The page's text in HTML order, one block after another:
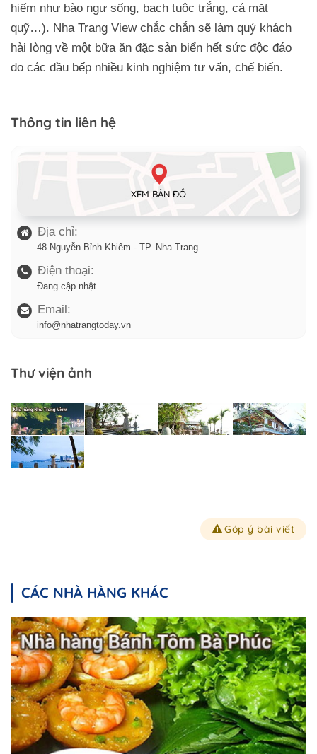
hiếm như bào ngư sống, bạch tuộc trắng, cá mặt
quỹ…). Nha Trang View chắc chắn sẽ làm quý khách
hài lòng về một bữa ăn đặc sản biển hết sức độc đáo
do các đầu bếp nhiều kinh nghiệm tư vấn, chế biến.
Thông tin liên hệ
XEM BẢN ĐỒ
Địa chỉ:
48 Nguyễn Bỉnh Khiêm - TP. Nha Trang
Điện thoại:
Đang cập nhật
Email:
info@nhatrangtoday.vn
Thư viện ảnh
Góp ý bài viết
CÁC NHÀ HÀNG KHÁC